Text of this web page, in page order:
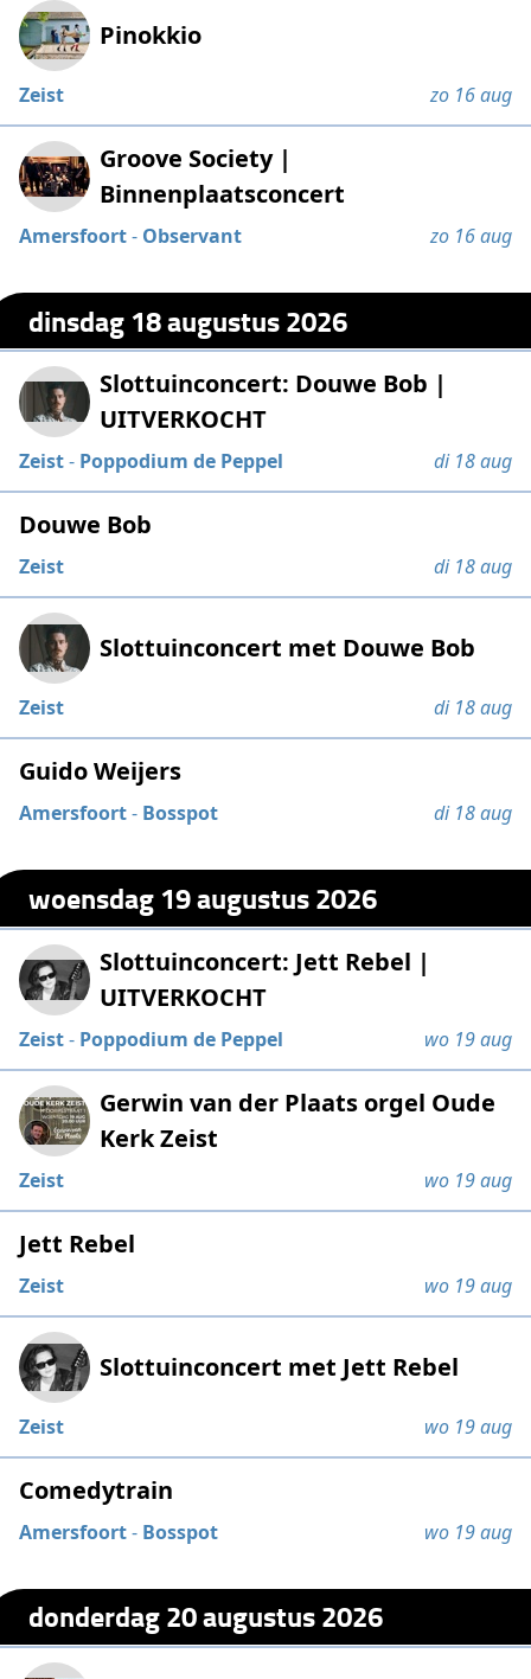
Pinokkio
Zeist zo 16 aug
Groove Society |
Binnenplaatsconcert
Amersfoort- Observant zo 16 aug
dinsdag 18 augustus 2026
Slottuinconcert: Douwe Bob |
UITVERKOCHT
Zeist- Poppodium de Peppel di 18 aug
Douwe Bob
Zeist di 18 aug
Slottuinconcert met Douwe Bob
Zeist di 18 aug
Guido Weijers
Amersfoort- Bosspot di 18 aug
woensdag 19 augustus 2026
Slottuinconcert: Jett Rebel |
UITVERKOCHT
Zeist- Poppodium de Peppel wo 19 aug
Gerwin van der Plaats orgel Oude
Kerk Zeist
Zeist wo 19 aug
Jett Rebel
Zeist wo 19 aug
Slottuinconcert met Jett Rebel
Zeist wo 19 aug
Comedytrain
Amersfoort- Bosspot wo 19 aug
donderdag 20 augustus 2026